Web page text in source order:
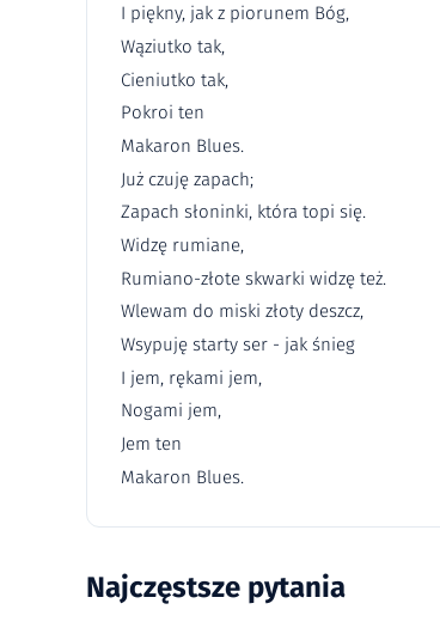
I piękny, jak z piorunem Bóg,
Wąziutko tak,
Cieniutko tak,
Pokroi ten
Makaron Blues.
Już czuję zapach;
Zapach słoninki, która topi się.
Widzę rumiane,
Rumiano-złote skwarki widzę też.
Wlewam do miski złoty deszcz,
Wsypuję starty ser - jak śnieg
I jem, rękami jem,
Nogami jem,
Jem ten
Makaron Blues.
Najczęstsze pytania